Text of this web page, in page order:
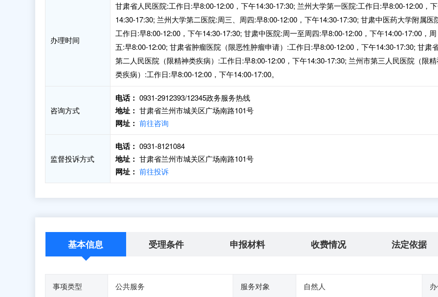
办理时间
甘肃省人民医院:工作日:早8:00-12:00，下午14:30-17:30; 兰州大学第一医院:工作日:早8:00-12:00，
14:30-17:30; 兰州大学第二医院:周三、周四:早8:00-12:00，下午14:30-17:30; 甘肃中医药大学附属医
工作日:早8:00-12:00，下午14:30-17:30; 甘肃中医院:周一至周四:早8:00-12:00，下午14:00-17:00，周
五:早8:00-12:00; 甘肃省肿瘤医院（限恶性肿瘤申请）:工作日:早8:00-12:00，下午14:30-17:30; 甘肃
第二人民医院（限精神类疾病）:工作日:早8:00-12:00，下午14:30-17:30; 兰州市第三人民医院（限
类疾病）:工作日:早8:00-12:00，下午14:00-17:00。
咨询方式
电话： 0931-2912393/12345政务服务热线
地址： 甘肃省兰州市城关区广场南路101号
网址： 前往咨询
监督投诉方式
电话： 0931-8121084
地址： 甘肃省兰州市城关区广场南路101号
网址： 前往投诉
基本信息 受理条件 申报材料 收费情况 法定依据
事项类型 公共服务 服务对象 自然人